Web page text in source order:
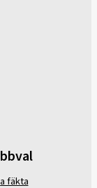
fäkta